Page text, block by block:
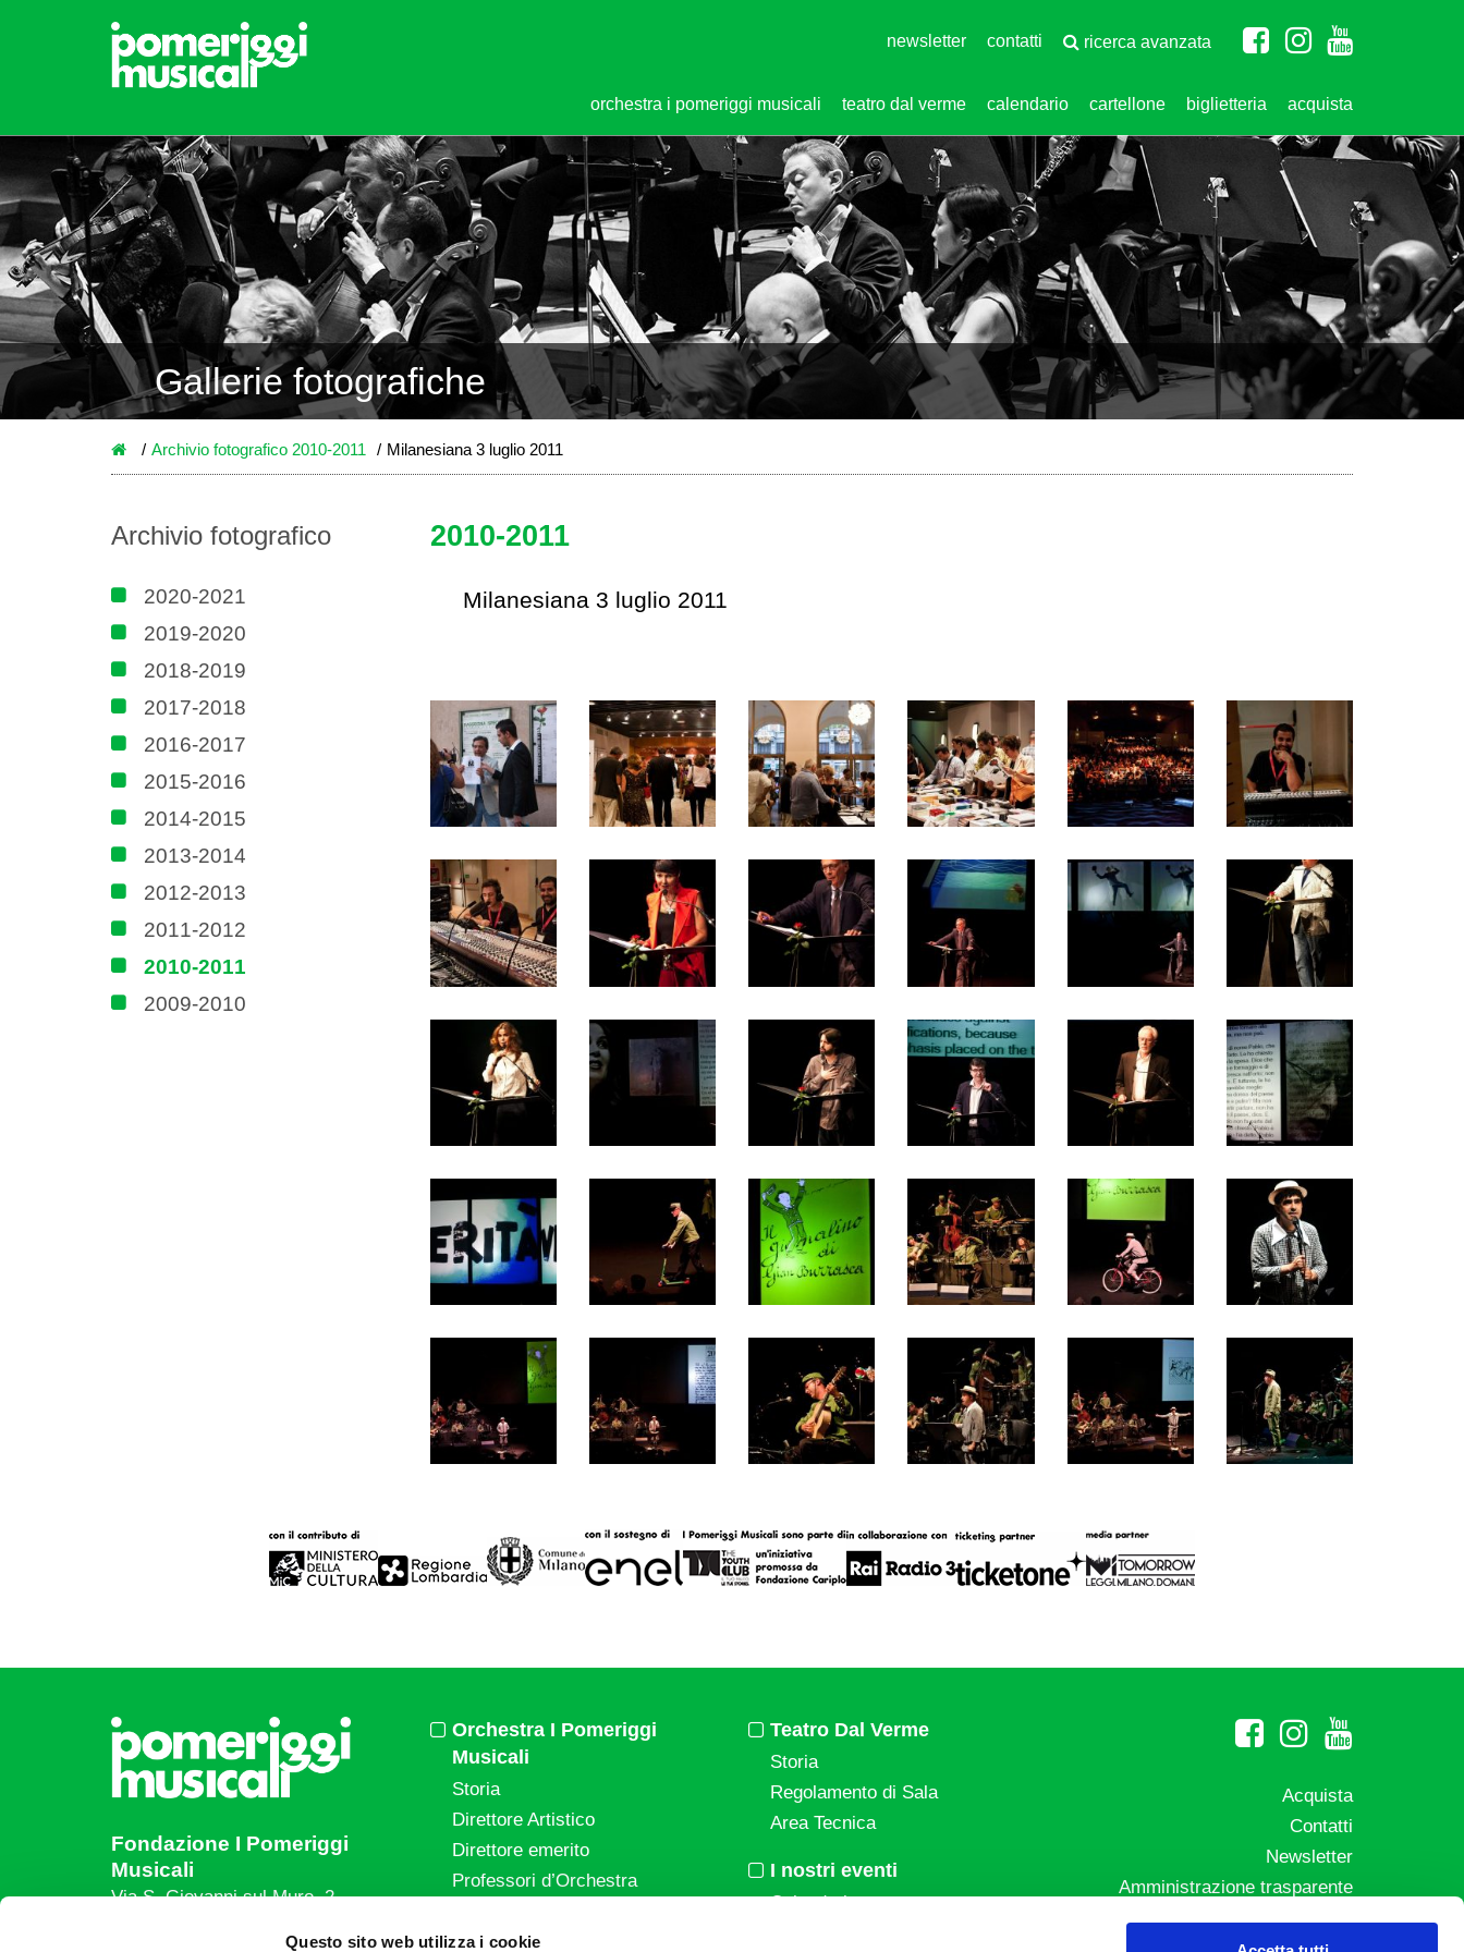
Questo sito web utilizza i cookie
newsletter contatti ricerca avanzata
orchestra i pomeriggi musicali teatro dal verme calendario cartellone biglietteria acquista
Gallerie fotografiche
Archivio fotografico 2010-2011 Milanesiana 3 luglio 2011
Archivio fotografico
2020-2021
2019-2020
2018-2019
2017-2018
2016-2017
2015-2016
2014-2015
2013-2014
2012-2013
2011-2012
2010-2011
2009-2010
2010-2011
Milanesiana 3 luglio 2011
Fondazione I Pomeriggi
Musicali
Via S. Giovanni sul Muro, 2
Orchestra I Pomeriggi
Musicali
Storia
Direttore Artistico
Direttore emerito
Professori d’Orchestra
Teatro Dal Verme
Storia
Regolamento di Sala
Area Tecnica
I nostri eventi
Calendario
Acquista
Contatti
Newsletter
Amministrazione trasparente
Whistleblowing